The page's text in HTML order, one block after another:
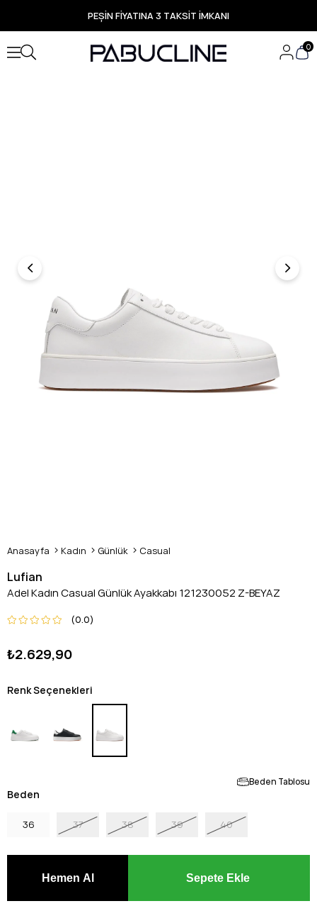
PEŞİN FİYATINA 3 TAKSİT İMKANI
TÜM ÜRÜNLERDE ÜCRETSİZ KARGO
Yeni Sezon Ürünlerde Özel Fırsatlar
Seçili Ürünlerde Hızlı Teslimat
0
Anasayfa Kadın Günlük Casual
Lufian
Adel Kadın Casual Günlük Ayakkabı 121230052 Z-BEYAZ
0.0
₺2.629,90
Renk Seçenekleri
Beden Tablosu
Beden
36 37 38 39 40